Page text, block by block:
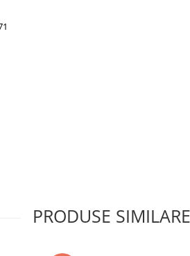
PRODUSE SIMILARE